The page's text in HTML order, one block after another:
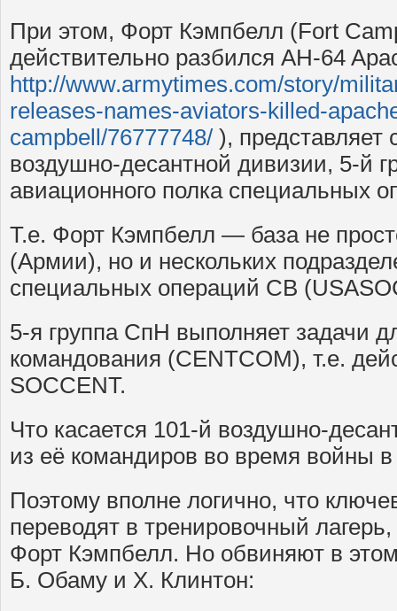
При этом, Форт Кэмпбелл (Fort
действительно разбился AH-64
http://www.armytimes.com/story/
releases-names-aviators-killed-
campbell/76777748/ ), представляет
воздушно-десантной дивизии, 5-й
авиационного полка специальных
Т.е. Форт Кэмпбелл — база не
(Армии), но и нескольких
специальных операций СВ
5-я группа СпН выполняет задачи
командования (CENTCOM), т.е.
SOCCENT.
Что касается 101-й воздушно-
из её командиров во время войны
Поэтому вполне логично, что
переводят в тренировочный
Форт Кэмпбелл. Но обвиняют в
Б. Обаму и Х. Клинтон: